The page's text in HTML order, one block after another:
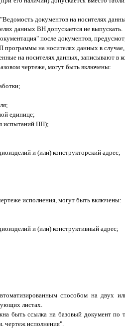
документов на носителях
данных ВН допускается не выпускать.
после документов,
на носителях данных в случае,
на носителях данных, записывают в
чертеже, могут быть включены:
единице;
испытаний ПП);
и (или) конструкторский адрес;
исполнения, могут быть включены:
и (или) конструктивный адрес;
способом на двух
листах.
быть ссылка на базовый
чертеж исполнения".